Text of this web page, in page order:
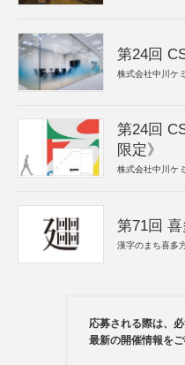
第24回
株式会社中川ケ
第24回
限定》
株式会社中川ケ
第71回
漢字のまち喜多
応募される際は、
最新の開催情報をご